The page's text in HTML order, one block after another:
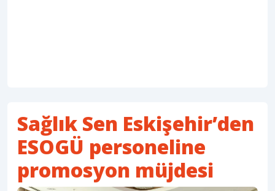
Sağlık Sen Eskişehir’den
ESOGÜ personeline
promosyon müjdesi